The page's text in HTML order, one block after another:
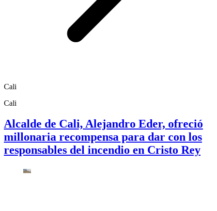
Cali
Cali
Alcalde de Cali, Alejandro Eder, ofreció
millonaria recompensa para dar con los
responsables del incendio en Cristo Rey